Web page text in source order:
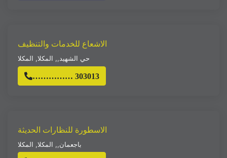
الاشعاع للخدمات والتنظيف
حي الشهيد,, المكلا, المكلا
…………… 303013
الاسطورة للنظارات الحديثة
باجعمان,, المكلا, المكلا